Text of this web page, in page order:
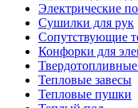
Электрические
Сушилки для рук
Сопутствующие
Конфорки для
Тепловые завесы
Тепловые пушки